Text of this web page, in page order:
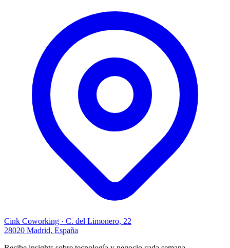
Cink Coworking · C. del Limonero, 22
28020 Madrid, España